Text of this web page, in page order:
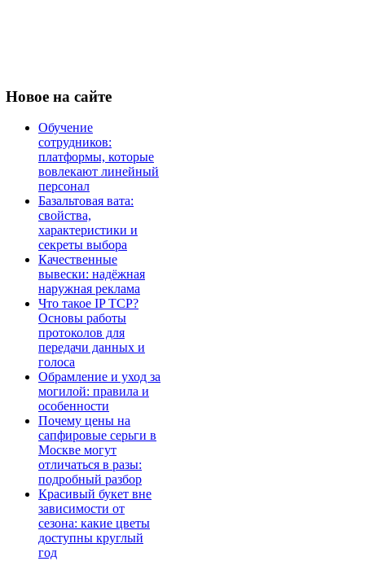
Новое на сайте
Обучение
сотрудников:
платформы, которые
вовлекают линейный
персонал
Базальтовая вата:
свойства,
характеристики и
секреты выбора
Качественные
вывески: надёжная
наружная реклама
Что такое IP TCP?
Основы работы
протоколов для
передачи данных и
голоса
Обрамление и уход за
могилой: правила и
особенности
Почему цены на
сапфировые серьги в
Москве могут
отличаться в разы:
подробный разбор
Красивый букет вне
зависимости от
сезона: какие цветы
доступны круглый
год